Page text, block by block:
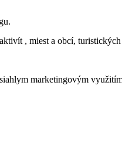
, miest a obcí,
marketingovým